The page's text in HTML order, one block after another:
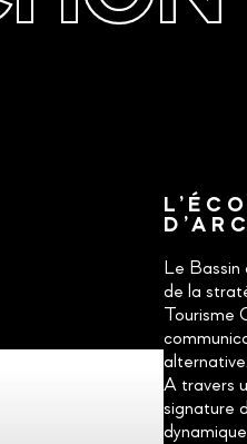
Le Bassin
de la
Tourisme
A travers
signature